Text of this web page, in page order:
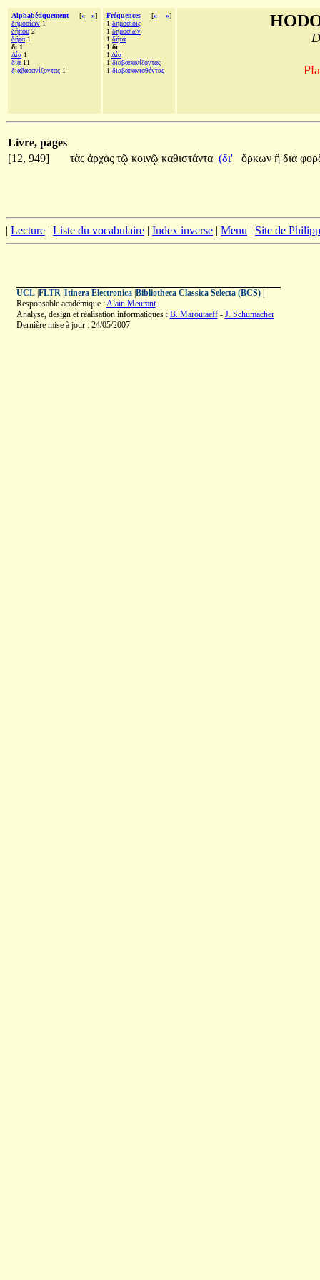
Alphabétiquement [« »]
δημοσίων 1
δήπου 2
δῆτα 1
δι 1
Δία 1
διὰ 11
διαβασανίζοντας 1
Fréquences [« »]
1 δημοσίοις
1 δημοσίων
1 δῆτα
1 δι
1 Δία
1 διαβασανίζοντας
1 διαβασανισθέντας
Livre, pages
[12, 949]
τὰς ἀρχὰς τῷ κοινῷ καθιστάντα (δι' ὅρκων ἢ διὰ
| Lecture | Liste du vocabulaire | Index inverse | Menu | Site de
UCL| FLTR| Itinera Electronica| Bibliotheca Classica Selecta (BCS)|
Responsable académique :Alain Meurant
Analyse, design et réalisation informatiques : B. Maroutaeff- J. Schumacher
Dernière mise à jour : 24/05/2007